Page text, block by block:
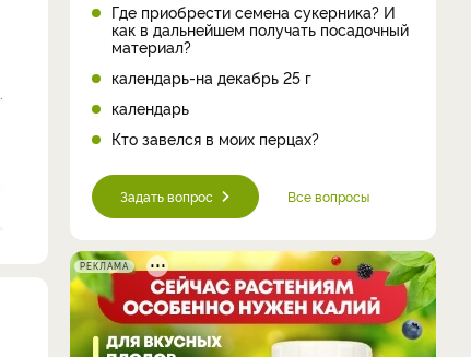
Где приобрести семена сукерника? И
как в дальнейшем получать посадочный
материал?
календарь-на декабрь 25 г
календарь
Кто завелся в моих перцах?
Задать вопрос Все вопросы
РЕКЛАМА